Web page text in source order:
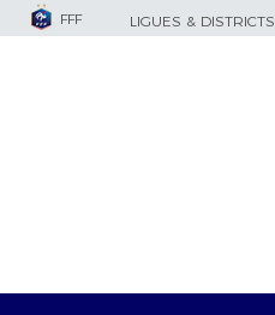
FFF LIGUES & DISTRICTS